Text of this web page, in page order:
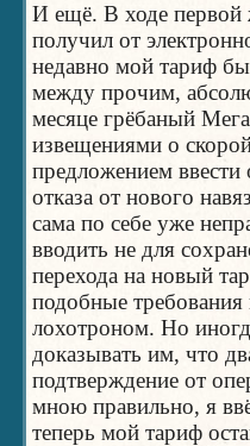
И ещё. В ходе первой
получил от
недавно мой тариф
между прочим,
месяце грёбаный
извещениями о
предложением
отказа от нового
сама по себе уже
вводить не для
перехода на новый
подобные
лохотроном. Но
доказывать им, что
подтверждение от
мною правильно, я
теперь мой тариф